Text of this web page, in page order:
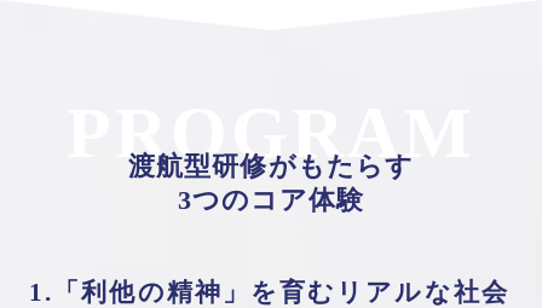
PROGRAM
渡航型研修がもたらす
3つのコア体験
1.「利他の精神」を育むリアルな社会